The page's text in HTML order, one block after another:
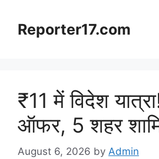
contentReporter17.com
₹11 में विदेश
ऑफर, 5 शहर
August 6, 2026 by Admin